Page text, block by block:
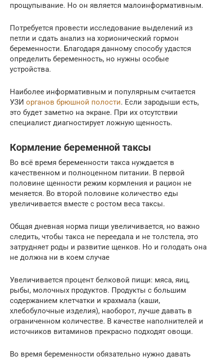
прощупывание. Но он является малоинформативным.
Потребуется провести исследование выделений из
петли и сдать анализ на хорионический гормон
беременности. Благодаря данному способу удастся
определить беременность, но нужны особые
устройства.
Наиболее информативным и популярным считается
УЗИ органов брюшной полости. Если зародыши есть,
это будет заметно на экране. При их отсутствии
специалист диагностирует ложную щенность.
Кормление беременной таксы
Во всё время беременности такса нуждается в
качественном и полноценном питании. В первой
половине щенности режим кормления и рацион не
меняется. Во второй половине количество еды
увеличивается вместе с ростом веса таксы.
Общая дневная норма пищи увеличивается, но важно
следить, чтобы такса не переедала и не толстела, это
затрудняет роды и развитие щенков. Но и голодать она
не должна ни в коем случае
Увеличивается процент белковой пищи: мяса, яиц,
рыбы, молочных продуктов. Продукты с большим
содержанием клетчатки и крахмала (каши,
хлебобулочные изделия), наоборот, лучше давать в
ограниченном количестве. В качестве наполнителей и
источников витаминов прекрасно подходят овощи.
Во время беременности обязательно нужно давать